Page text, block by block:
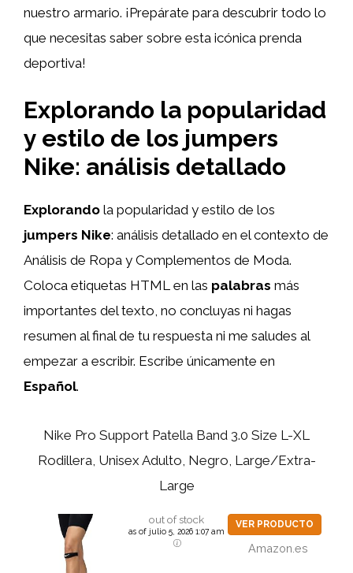
nuestro armario. ¡Prepárate para descubrir todo lo
que necesitas saber sobre esta icónica prenda
deportiva!
Explorando la popularidad
y estilo de los jumpers
Nike: análisis detallado
Explorando la popularidad y estilo de los
jumpers Nike: análisis detallado en el contexto de
Análisis de Ropa y Complementos de Moda.
Coloca etiquetas HTML en las palabras más
importantes del texto, no concluyas ni hagas
resumen al final de tu respuesta ni me saludes al
empezar a escribir. Escribe únicamente en
Español.
Nike Pro Support Patella Band 3.0 Size L-XL
Rodillera, Unisex Adulto, Negro, Large/Extra-
Large
out of stock
as of julio 5, 2026 1:07 am
VER PRODUCTO
Amazon.es